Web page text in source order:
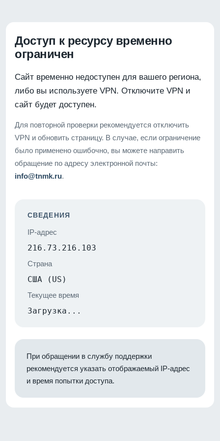
Доступ к ресурсу временно
ограничен
Сайт временно недоступен для вашего региона,
либо вы используете VPN. Отключите VPN и
сайт будет доступен.
Для повторной проверки рекомендуется отключить
VPN и обновить страницу. В случае, если ограничение
было применено ошибочно, вы можете направить
обращение по адресу электронной почты:
info@tnmk.ru.
СВЕДЕНИЯ
IP-адрес
216.73.216.103
Страна
США (US)
Текущее время
Загрузка...
При обращении в службу поддержки
рекомендуется указать отображаемый IP-адрес
и время попытки доступа.